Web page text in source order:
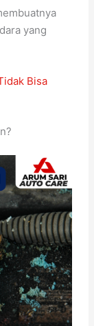
yang
Bisa